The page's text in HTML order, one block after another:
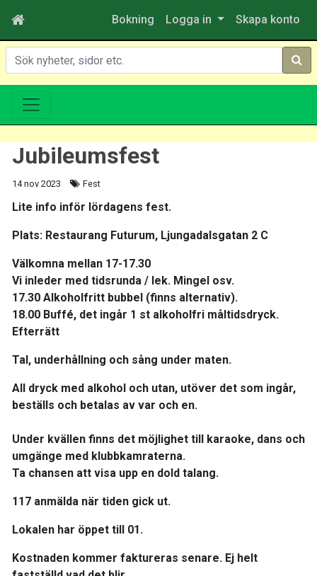
Bokning Logga in Skapa konto
Sök
Jubileumsfest
14 nov 2023 Fest
Lite info inför lördagens fest.
Plats: Restaurang Futurum, Ljungadalsgatan 2 C
Välkomna mellan 17-17.30
Vi inleder med tidsrunda / lek. Mingel osv.
17.30 Alkoholfritt bubbel (finns alternativ).
18.00 Buffé, det ingår 1 st alkoholfri måltidsdryck.
Efterrätt
Tal, underhållning och sång under maten.
All dryck med alkohol och utan, utöver det som ingår,
beställs och betalas av var och en.
Under kvällen finns det möjlighet till karaoke, dans och
umgänge med klubbkamraterna.
Ta chansen att visa upp en dold talang.
117 anmälda när tiden gick ut.
Lokalen har öppet till 01.
Kostnaden kommer faktureras senare. Ej helt